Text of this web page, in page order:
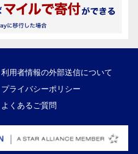
利用者情報の外部送信について
プライバシーポリシー
よくあるご質問